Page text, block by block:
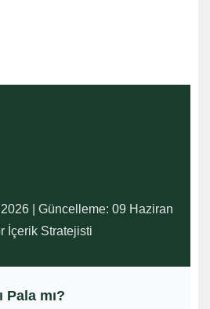
2026 | Güncelleme: 09 Haziran
İçerik Stratejisti
Pala mı?